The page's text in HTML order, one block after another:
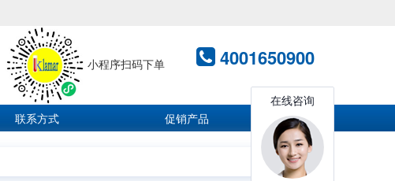
小程序扫码下单 4001650900
联系方式 促销产品